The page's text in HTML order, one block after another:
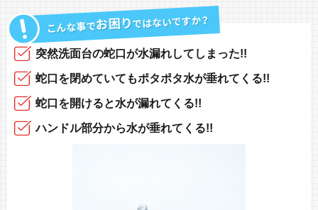
突然洗面台の蛇口 が水漏れしてしまった!!
蛇口 を閉めていてもポタポタ水が垂れてくる!!
蛇口 を開けると水が漏れてくる!!
ハンドル部分から水が垂れてくる!!